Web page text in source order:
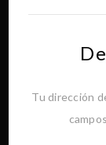
Tu dirección